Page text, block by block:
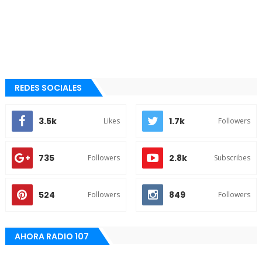
REDES SOCIALES
3.5k Likes 1.7k Followers
735 Followers 2.8k Subscribes
524 Followers 849 Followers
AHORA RADIO 107